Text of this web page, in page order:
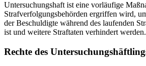
Untersuchungshaft ist eine vorläufige
Strafverfolgungsbehörden ergriffen wird,
der Beschuldigte während des laufenden
ist und weitere Straftaten verhindert werden.
Rechte des